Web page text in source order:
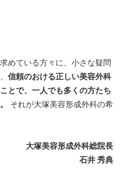
めている方々に、小さな疑問
信頼のおける正しい美容外科
とで、一人でも多くの方たち
それが大塚美容形成外科の希
大塚美容形成外科総院長
石井 秀典